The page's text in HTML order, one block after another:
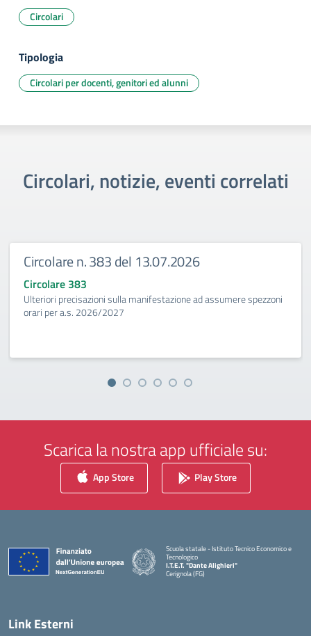
Circolari
Tipologia
Circolari per docenti, genitori ed alunni
Circolari, notizie, eventi correlati
Circolare n. 383 del 13.07.2026
Circolare 383
Ulteriori precisazioni sulla manifestazione ad assumere spezzoni
orari per a.s. 2026/2027
Scarica la nostra app ufficiale su:
App Store Play Store
Scuola statale - Istituto Tecnico Economico e
Tecnologico
I.T.E.T. "Dante Alighieri"
Cerignola (FG)
— Visita la pagina iniziale della scuola
Link Esterni